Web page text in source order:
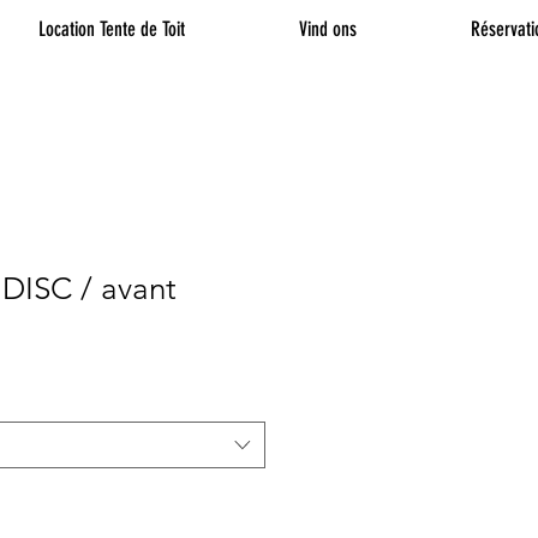
Location Tente de Toit Vind ons
/ avant